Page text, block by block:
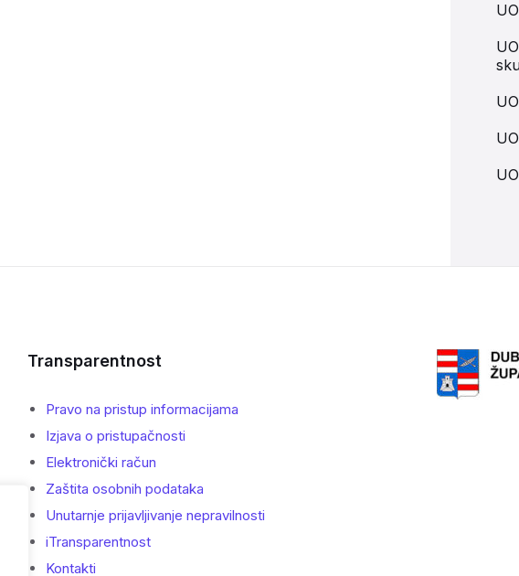
Transparentnost
Pravo na pristup informacijama
Izjava o pristupačnosti
Elektronički račun
Zaštita osobnih podataka
Unutarnje prijavljivanje nepravilnosti
iTransparentnost
Kontakti